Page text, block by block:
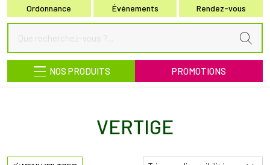
Ordonnance Événements Rendez-vous
NOS PRODUITS PROMOTIONS
VERTIGE